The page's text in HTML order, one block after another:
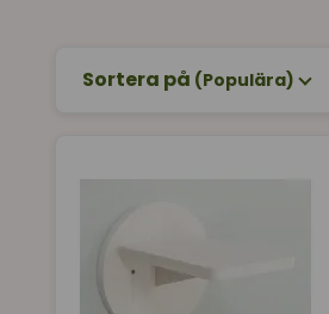
Sortera på (Populära)